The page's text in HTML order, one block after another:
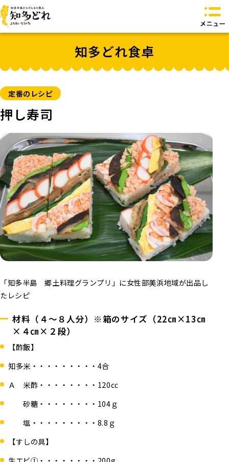
知多どれ食卓
お問い合わせ
知多どれ食卓
定番のレシピ
押し寿司
「知多半島 郷土料理グランプリ」に女性部美浜地域が出品し
たレシピ
材料（４～８人分）※箱のサイズ（22㎝×13㎝
×４㎝×２段）
【酢飯】
知多米・・・・・・・・・4合
Ａ 米酢・・・・・・・・120㏄
砂糖・・・・・・・・104ｇ
塩・・・・・・・・・8.8ｇ
【すしの具】